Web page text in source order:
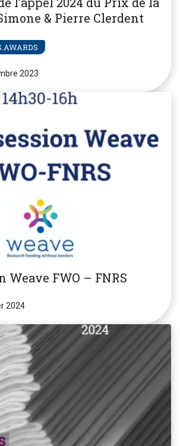
& Pierre Clerdent
2023
Weave FWO – FNRS
2024